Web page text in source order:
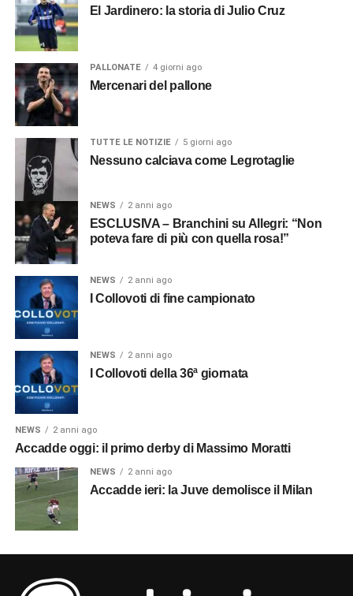
El Jardinero: la storia di Julio Cruz
PALLONATE 4 giorni ago
Mercenari del pallone
TUTTE LE NOTIZIE 5 giorni ago
Nessuno calciava come Legrotaglie
NEWS 2 anni ago
ESCLUSIVA – Branchini su Allegri: “Non
poteva fare di più con quella rosa!”
NEWS 2 anni ago
I Collovoti di fine campionato
NEWS 2 anni ago
I Collovoti della 36ª giornata
NEWS 2 anni ago
Accadde oggi: il primo derby di Massimo Moratti
NEWS 2 anni ago
Accadde ieri: la Juve demolisce il Milan